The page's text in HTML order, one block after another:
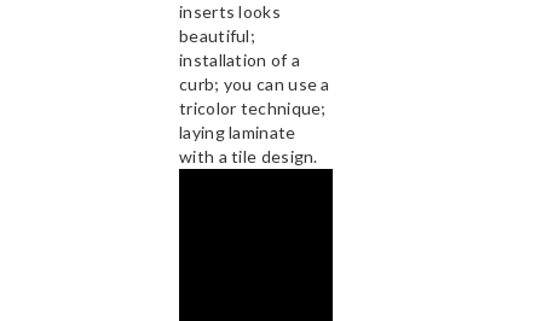
inserts looks
beautiful;
installation of a
curb; you can use a
tricolor technique;
laying laminate
with a tile design.